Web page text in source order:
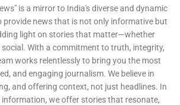
is a mirror to India's diverse and dynamic
provide news that is not only informative but
light on stories that matter—whether
With a commitment to truth, integrity,
works relentlessly to bring you the most
and engaging journalism. We believe in
and offering context, not just headlines. In
we offer stories that resonate,